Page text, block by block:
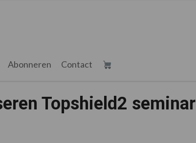
Abonneren Contact
Topshield2 seminar